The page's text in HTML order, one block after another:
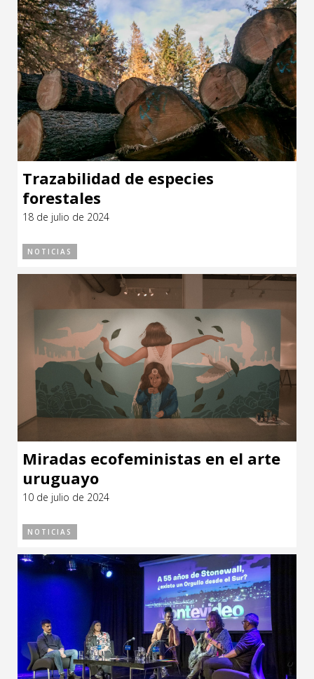
Trazabilidad de especies
forestales
18 de julio de 2024
NOTICIAS
Miradas ecofeministas en el arte
uruguayo
10 de julio de 2024
NOTICIAS